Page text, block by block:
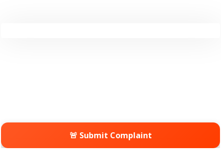
🚨 Submit Complaint